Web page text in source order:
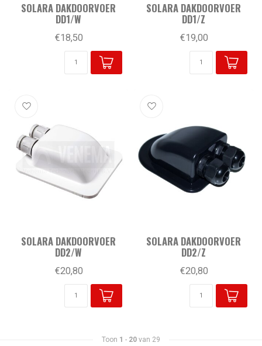
SOLARA DAKDOORVOER
DD1/W
€18,50
SOLARA DAKDOORVOER
DD1/Z
€19,00
SOLARA DAKDOORVOER
DD2/W
€20,80
SOLARA DAKDOORVOER
DD2/Z
€20,80
Toon 1 - 20 van 29